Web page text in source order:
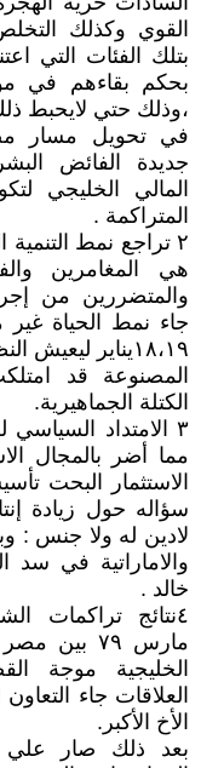
القوي وكذلك
بتلك الفئات التي
،وذلك حتي لايحبط
جديدة الفائض
المالي الخليجي
المتراكمة .
٢ تراجع نمط
هي المغامرين
والمتضررين من
جاء نمط الحياة
١٨،١٩يناير
المصنوعة قد
الكتلة الجماهيرية.
٣ الامتداد
مما أضر بالمجال
سؤاله حول زيادة
لادين له ولا جنس :
والاماراتية في سد
خالد .
٤نتائج تراكمات
مارس ٧٩
الخليجية موجة
العلاقات جاء
الأخ الأكبر.
بعد ذلك صار علي